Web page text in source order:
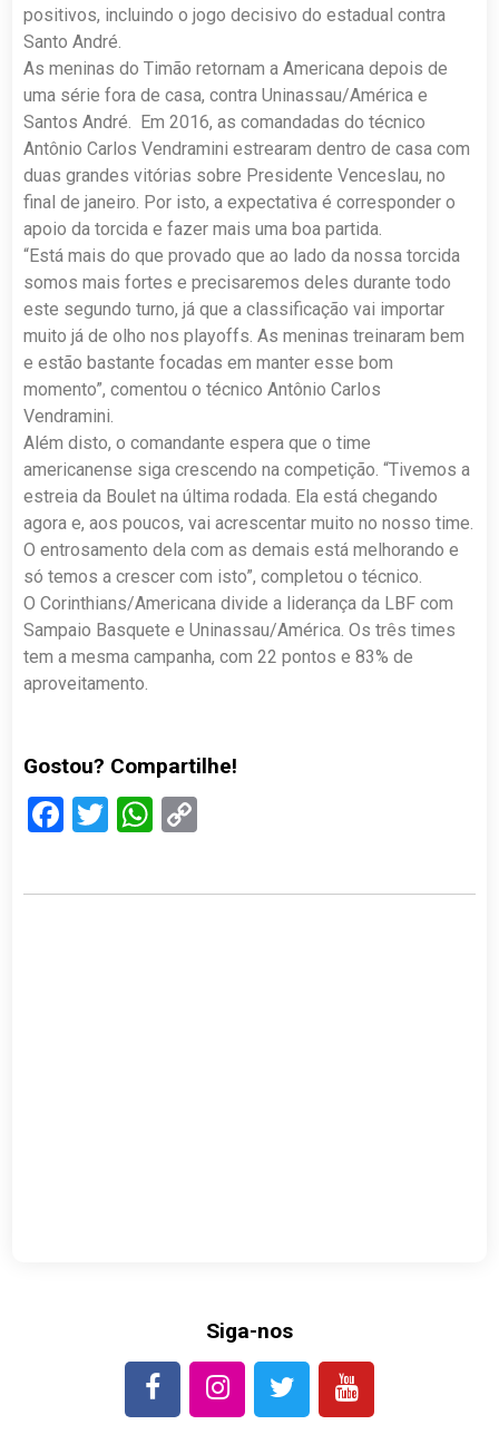
positivos, incluindo o jogo decisivo do estadual contra
Santo André.
As meninas do Timão retornam a Americana depois de
uma série fora de casa, contra Uninassau/América e
Santos André. Em 2016, as comandadas do técnico
Antônio Carlos Vendramini estrearam dentro de casa com
duas grandes vitórias sobre Presidente Venceslau, no
final de janeiro. Por isto, a expectativa é corresponder o
apoio da torcida e fazer mais uma boa partida.
“Está mais do que provado que ao lado da nossa torcida
somos mais fortes e precisaremos deles durante todo
este segundo turno, já que a classificação vai importar
muito já de olho nos playoffs. As meninas treinaram bem
e estão bastante focadas em manter esse bom
momento”, comentou o técnico Antônio Carlos
Vendramini.
Além disto, o comandante espera que o time
americanense siga crescendo na competição. “Tivemos a
estreia da Boulet na última rodada. Ela está chegando
agora e, aos poucos, vai acrescentar muito no nosso time.
O entrosamento dela com as demais está melhorando e
só temos a crescer com isto”, completou o técnico.
O Corinthians/Americana divide a liderança da LBF com
Sampaio Basquete e Uninassau/América. Os três times
tem a mesma campanha, com 22 pontos e 83% de
aproveitamento.
Gostou? Compartilhe!
Facebook
TwitterWhatsApp
Siga-nos